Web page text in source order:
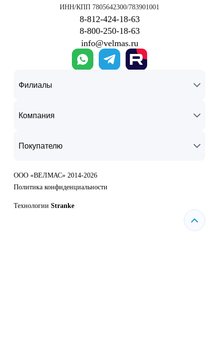
ИНН/КПП 7805642300/783901001
8‑812‑424‑18‑63
8‑800‑250‑18‑63
info@velmas.ru
Филиалы
Компания
Покупателю
ООО «ВЕЛМАС» 2014-2026
Политика конфиденциальности
Технологии Stranke